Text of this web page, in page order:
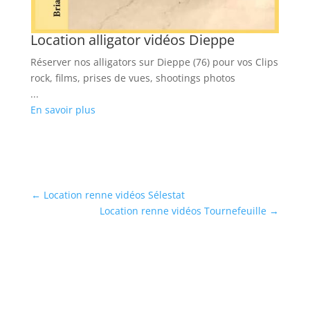
Location alligator vidéos Dieppe
Réserver nos alligators sur Dieppe (76) pour vos Clips
rock, films, prises de vues, shootings photos
...
En savoir plus
← Location renne vidéos Sélestat
Location renne vidéos Tournefeuille →